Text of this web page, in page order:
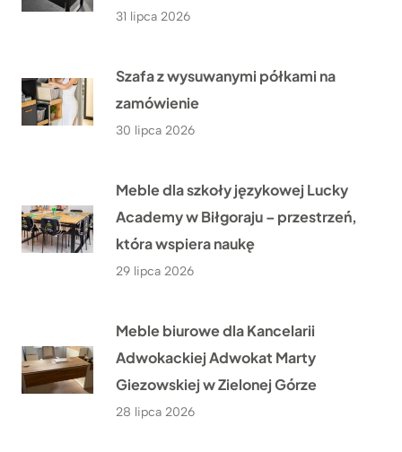
31 lipca 2026
Szafa z wysuwanymi półkami na
zamówienie
30 lipca 2026
Meble dla szkoły językowej Lucky
Academy w Biłgoraju – przestrzeń,
która wspiera naukę
29 lipca 2026
Meble biurowe dla Kancelarii
Adwokackiej Adwokat Marty
Giezowskiej w Zielonej Górze
28 lipca 2026